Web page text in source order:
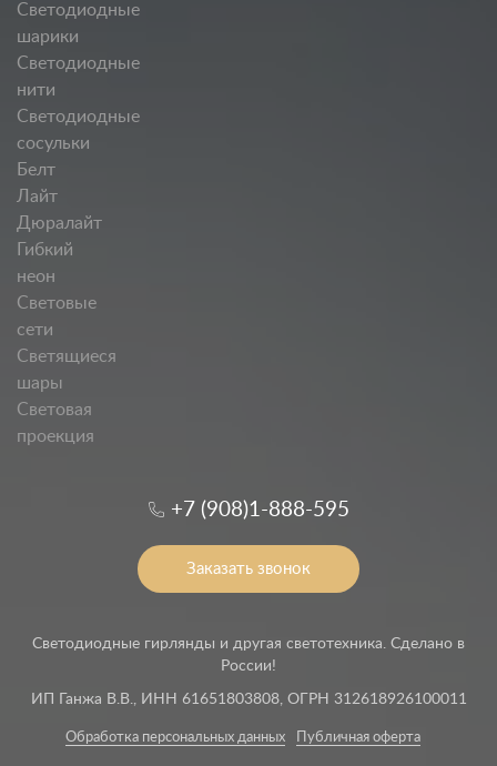
Светодиодные
шарики
Светодиодные
нити
Светодиодные
сосульки
Белт
Лайт
Дюралайт
Гибкий
неон
Световые
сети
Светящиеся
шары
Световая
проекция
+7 (908)1-888-595
Заказать звонок
Светодиодные гирлянды и другая светотехника. Сделано в
России!
ИП Ганжа В.В., ИНН 61651803808, ОГРН 312618926100011
Обработка персональных данных Публичная оферта